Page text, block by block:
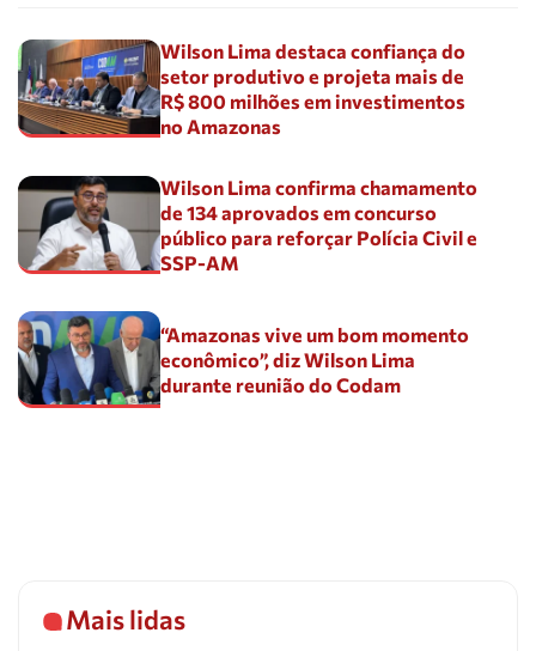
Wilson Lima destaca confiança do
setor produtivo e projeta mais de
R$ 800 milhões em investimentos
no Amazonas
Wilson Lima confirma chamamento
de 134 aprovados em concurso
público para reforçar Polícia Civil e
SSP-AM
“Amazonas vive um bom momento
econômico”, diz Wilson Lima
durante reunião do Codam
Mais lidas